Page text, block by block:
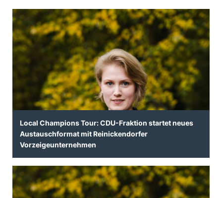
Local Champions Tour: CDU-Fraktion startet neues
Austauschformat mit Reinickendorfer
Vorzeigeunternehmen